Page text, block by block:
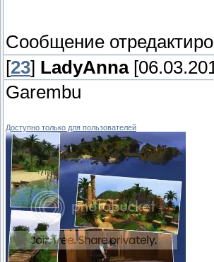
Сообщение
[23] LadyAnna
Garembu
Доступно только для пользователей